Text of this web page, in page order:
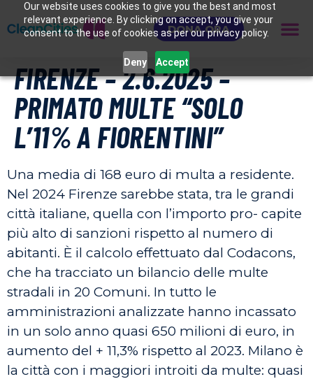
Our website uses cookies to give you the best and most
relevant experience. By clicking on accept, you give your
consent to the use of cookies as per our privacy policy.
Deny Accept
DONA ORA
FIRENZE – 2.6.2025 –
PRIMATO MULTE “SOLO
L’11% A FIORENTINI”
Una media di 168 euro di multa a residente.
Nel 2024 Firenze sarebbe stata, tra le grandi
città italiane, quella con l’importo pro- capite
più alto di sanzioni rispetto al numero di
abitanti. È il calcolo effettuato dal Codacons,
che ha tracciato un bilancio delle multe
stradali in 20 Comuni. In tutto le
amministrazioni analizzate hanno incassato
in un solo anno quasi 650 milioni di euro, in
aumento del + 11,3% rispetto al 2023. Milano è
la città con i maggiori introiti da multe: quasi